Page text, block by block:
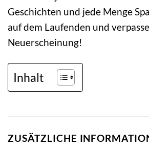
Geschichten und jede Menge
auf dem Laufenden und
Neuerscheinung!
Inhalt
ZUSÄTZLICHE